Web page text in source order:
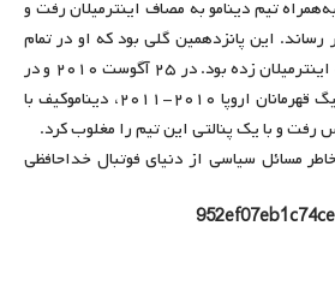
تیم دینامو به مصاف اینترمیلان رفت و
این پانزدهمین گلی بود که او در تمام
دوران بازی حرفه‌ای خود به اینترمیلان زده بود. در ۲۵ آگوست ۲۰۱۰ و در
مرحله انتخابی رقابت‌های لیگ قهرمانان اروپا ۲۰۱۰-۲۰۱۱، دیناموکیف با
و با یک پنالتی این تیم را مغلوب کرد.
۲۰۱۲ او به‌خاطر مسائل سیاسی از دنیای فوتبال خداحافظی